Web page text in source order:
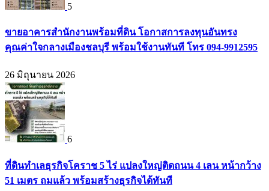
5
ขายอาคารสำนักงานพร้อมที่ดิน โอกาสการลงทุนอันทรง
คุณค่าใจกลางเมืองชลบุรี พร้อมใช้งานทันที โทร 094-9912595
26 มิถุนายน 2026
6
ที่ดินทำเลธุรกิจโคราช 5 ไร่ แปลงใหญ่ติดถนน 4 เลน หน้ากว้าง
51 เมตร ถมแล้ว พร้อมสร้างธุรกิจได้ทันที